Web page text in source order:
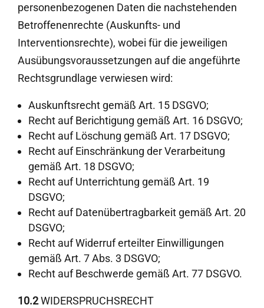
personenbezogenen Daten die nachstehenden
Betroffenenrechte (Auskunfts- und
Interventionsrechte), wobei für die jeweiligen
Ausübungsvoraussetzungen auf die angeführte
Rechtsgrundlage verwiesen wird:
Auskunftsrecht gemäß Art. 15 DSGVO;
Recht auf Berichtigung gemäß Art. 16 DSGVO;
Recht auf Löschung gemäß Art. 17 DSGVO;
Recht auf Einschränkung der Verarbeitung
gemäß Art. 18 DSGVO;
Recht auf Unterrichtung gemäß Art. 19
DSGVO;
Recht auf Datenübertragbarkeit gemäß Art. 20
DSGVO;
Recht auf Widerruf erteilter Einwilligungen
gemäß Art. 7 Abs. 3 DSGVO;
Recht auf Beschwerde gemäß Art. 77 DSGVO.
10.2WIDERSPRUCHSRECHT